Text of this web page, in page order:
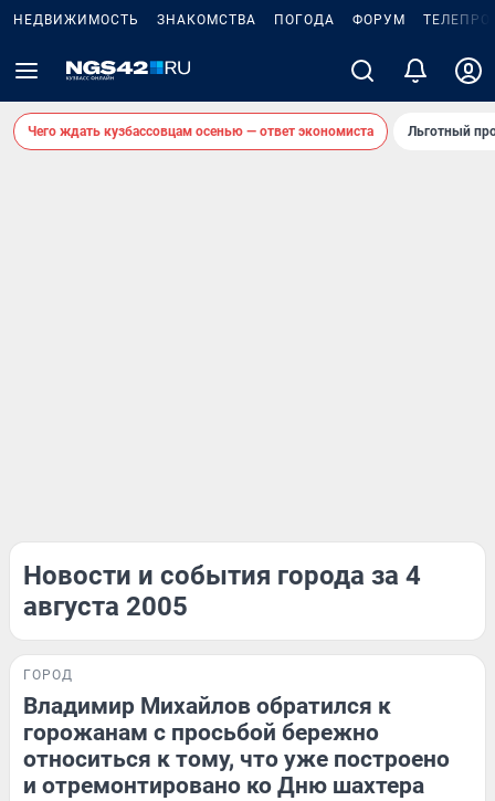
НЕДВИЖИМОСТЬ ЗНАКОМСТВА ПОГОДА ФОРУМ
Чего ждать кузбассовцам осенью — ответ экономиста Льготный
Новости и события города за 4
августа 2005
ГОРОД
Владимир Михайлов обратился к
горожанам с просьбой бережно
относиться к тому, что уже построено
и отремонтировано ко Дню шахтера